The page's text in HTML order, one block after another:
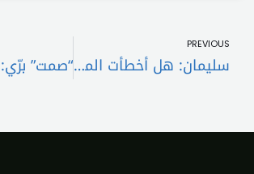
PREVIOUS
سليمان: هل أخطأت المقاومة عندما أعلنت امتلاكها مئة ألف صاروخ؟